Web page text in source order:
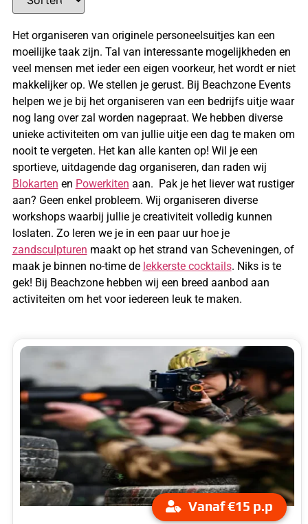
Het organiseren van originele personeelsuitjes kan een
moeilijke taak zijn. Tal van interessante mogelijkheden en
veel mensen met ieder een eigen voorkeur, het wordt er niet
makkelijker op. We stellen je gerust. Bij Beachzone Events
helpen we je bij het organiseren van een bedrijfs uitje waar
nog lang over zal worden nagepraat. We hebben diverse
unieke activiteiten om van jullie uitje een dag te maken om
nooit te vergeten. Het kan alle kanten op! Wil je een
sportieve, uitdagende dag organiseren, dan raden wij
Blokarten en Powerkiten aan. Pak je het liever wat rustiger
aan? Geen enkel probleem. Wij organiseren diverse
workshops waarbij jullie je creativiteit volledig kunnen
loslaten. Zo leren we je in een paar uur hoe je
zandsculpturen maakt op het strand van Scheveningen, of
maak je binnen no-time de lekkerste cocktails. Niks is te
gek! Bij Beachzone hebben wij een breed aanbod aan
activiteiten om het voor iedereen leuk te maken.
Vanaf €15 p.p